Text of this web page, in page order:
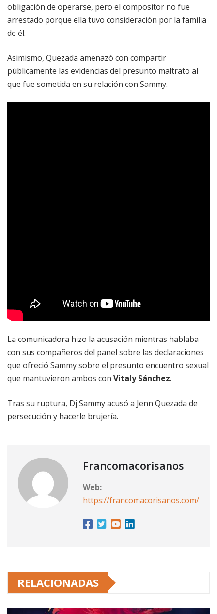
obligación de operarse, pero el compositor no fue
arrestado porque ella tuvo consideración por la familia
de él.
Asimismo, Quezada amenazó con compartir
públicamente las evidencias del presunto maltrato al
que fue sometida en su relación con Sammy.
La comunicadora hizo la acusación mientras hablaba
con sus compañeros del panel sobre las declaraciones
que ofreció Sammy sobre el presunto encuentro sexual
que mantuvieron ambos con Vitaly Sánchez.
Tras su ruptura, Dj Sammy acusó a Jenn Quezada de
persecución y hacerle brujería.
Francomacorisanos
Web:
https://francomacorisanos.com/
RELACIONADAS